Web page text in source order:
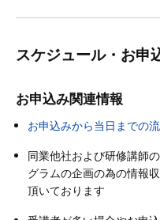
スケジュール・お申
お申込み関連情報
お申込みから当日までの
同業他社および研修講師
グラムの企画の為の情報
頂いております